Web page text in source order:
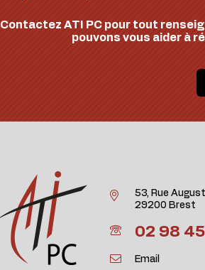
Contactez ATI PC pour tout
pouvons vous aider à
53, Rue
29200 Brest
02 98
Email